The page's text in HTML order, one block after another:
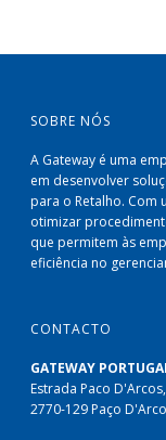
SOBRE NÓS
A Gateway é uma
em desenvolver
para o Retalho.
otimizar
que permitem às
eficiência no
CONTACTO
GATEWAY
Estrada Paco
2770-129 Paço